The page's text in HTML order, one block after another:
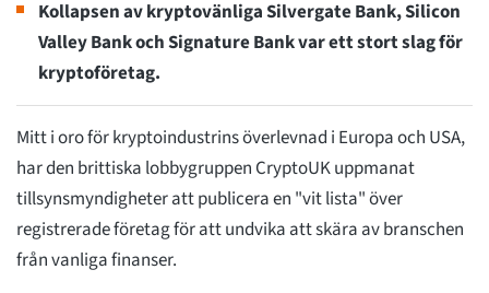
Kollapsen av kryptovänliga Silvergate Bank, Silicon
Valley Bank och Signature Bank var ett stort slag för
kryptoföretag.
Mitt i oro för kryptoindustrins överlevnad i Europa och USA,
har den brittiska lobbygruppen CryptoUK uppmanat
tillsynsmyndigheter att publicera en "vit lista" över
registrerade företag för att undvika att skära av branschen
från vanliga finanser.